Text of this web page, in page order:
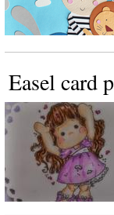
Easel card